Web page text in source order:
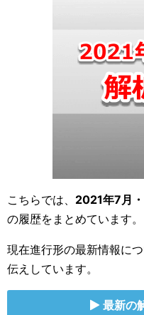
こちらでは、 2021年7月
の履歴をまとめています。
現在進行形の最新情報に
伝えしています。
最新の